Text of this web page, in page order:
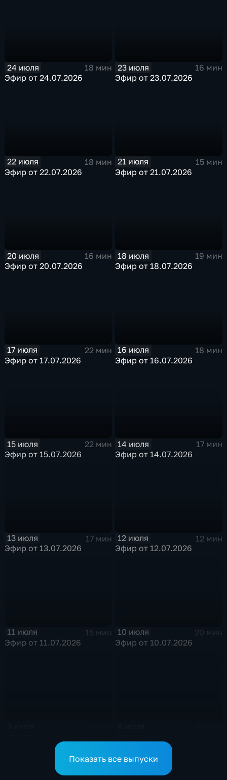
24 июля
18 мин
Эфир от 24.07.2026
23 июля
16 мин
Эфир от 23.07.2026
22 июля
18 мин
Эфир от 22.07.2026
21 июля
15 мин
Эфир от 21.07.2026
20 июля
16 мин
Эфир от 20.07.2026
18 июля
19 мин
Эфир от 18.07.2026
17 июля
22 мин
Эфир от 17.07.2026
16 июля
18 мин
Эфир от 16.07.2026
15 июля
22 мин
Эфир от 15.07.2026
14 июля
17 мин
Эфир от 14.07.2026
13 июля
17 мин
Эфир от 13.07.2026
12 июля
12 мин
Эфир от 12.07.2026
11 июля
15 мин
Эфир от 11.07.2026
10 июля
20 мин
Эфир от 10.07.2026
Показать все выпуски